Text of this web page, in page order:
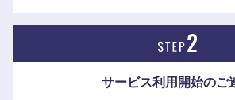
一方で、府中事業場を一大拠点とする、
ショナルセキュリティ（航空宇宙・防衛
としての側面も残している。
サービス利用開始のご